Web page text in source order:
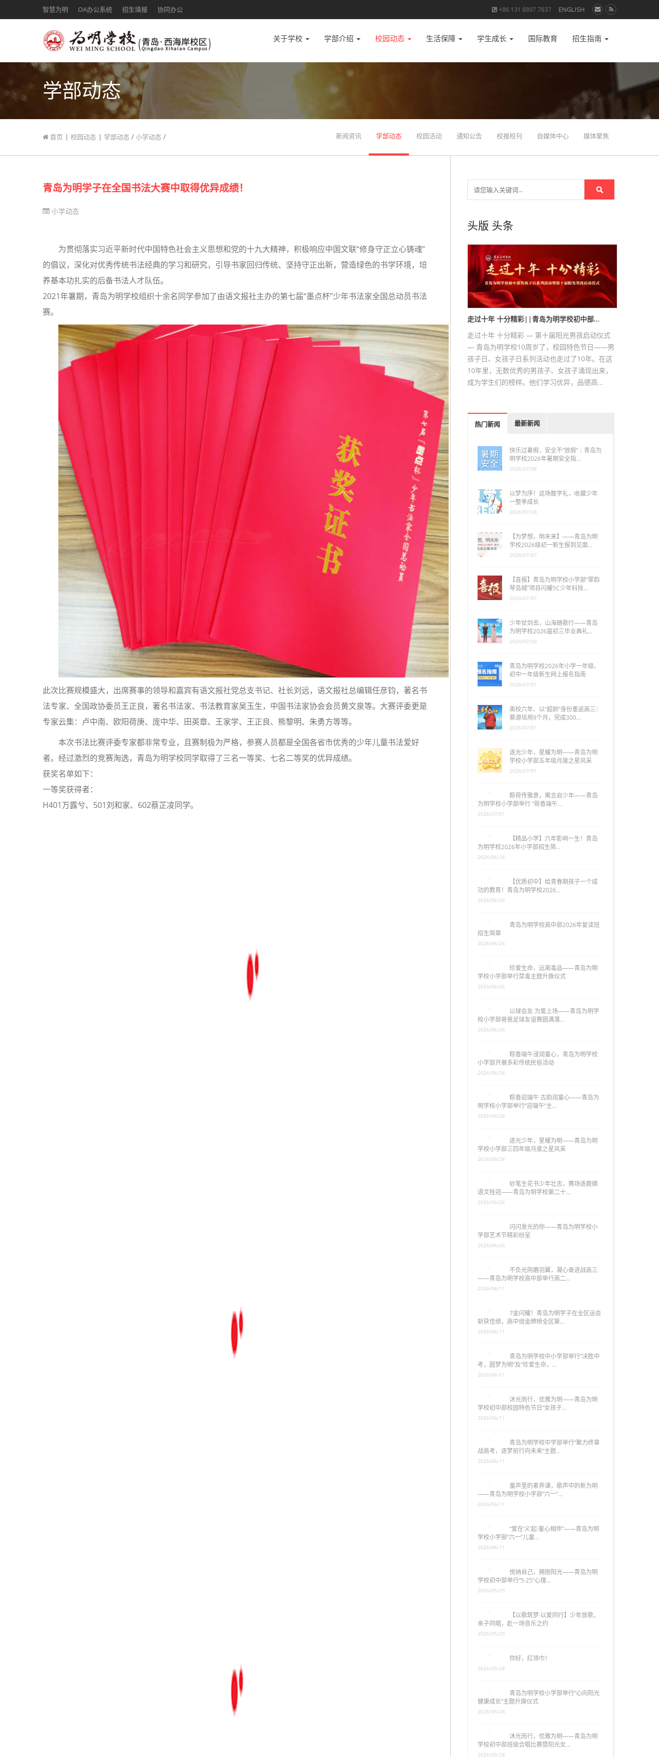
智慧为明 OA办公系统 招生填报 协同办公 +86 131 8897 7837 ENGLISH
关于学校 学部介绍 校园动态 生活保障 学生成长 国际教育 招生指南
学部动态
首页 | 校园动态 | 学部动态 / 小学动态 / 新闻资讯 学部动态 校园活动 通知公告 校报校刊 自媒体中心 媒体聚焦
青岛为明学子在全国书法大赛中取得优异成绩！
小学动态
为贯彻落实习近平新时代中国特色社会主义思想和党的十九大精神，积极响应中国文联“修身守正立心铸魂”
的倡议，深化对优秀传统书法经典的学习和研究，引导书家回归传统、坚持守正出新，营造绿色的书学环境，培
养基本功扎实的后备书法人才队伍。
2021年暑期，青岛为明学校组织十余名同学参加了由语文报社主办的第七届“墨点杯”少年书法家全国总动员书法
赛。
此次比赛规模盛大，出席赛事的领导和嘉宾有语文报社党总支书记、社长刘远，语文报社总编辑任彦钧，著名书
法专家、全国政协委员王正良，著名书法家、书法教育家吴玉生，中国书法家协会会员黄文泉等。大赛评委更是
专家云集：卢中南、欧阳荷庚、庞中华、田英章、王家学、王正良、熊黎明、朱勇方等等。
本次书法比赛评委专家都非常专业，且赛制极为严格，参赛人员都是全国各省市优秀的少年儿童书法爱好
者。经过激烈的竞赛淘选，青岛为明学校同学取得了三名一等奖、七名二等奖的优异成绩。
获奖名单如下：
一等奖获得者：
H401万露兮、501刘和家、602蔡芷凌同学。
头版 头条
走过十年 十分精彩||青岛为明学校初中部…
走过十年 十分精彩 — 第十届阳光男孩启动仪式
— 青岛为明学校10周岁了，校园特色节日——男
孩子日、女孩子日系列活动也走过了10年。在这
10年里，无数优秀的男孩子、女孩子涌现出来，
成为学生们的榜样。他们学习优异，品德高…
热门新闻 最新新闻
快乐过暑假，安全不“放假”｜青岛为
明学校2026年暑期安全指…
2026/07/08
以梦为序！这场散学礼，收藏少年
一整季成长
2026/07/08
【为梦想，明未来】——青岛为明
学校2026级初一新生报到见面…
2026/07/07
【喜报】青岛为明学校小学部“翠韵
琴岛城”项目闪耀5C少年科技…
2026/07/07
少年仗剑去，山海踏歌行——青岛
为明学校2026届初三毕业典礼…
2026/07/03
青岛为明学校2026年小学一年级、
初中一年级新生网上报名指南
2026/07/01
离校六年、以“超龄”身份重返高三：
蔡源培用9个月，完成300…
2026/07/01
逐光少年，星耀为明——青岛为明
学校小学部五年级月度之星风采
2026/07/01
粽荷传雅意，寓言启少年——青岛
为明学校小学部举行 “荷香端午…
【精品小学】六年影响一生！青岛
为明学校2026年小学部招生简…
【优质初中】给青春期孩子一个成
功的教育！青岛为明学校2026…
青岛为明学校高中部2026年复读班
珍爱生命，远离毒品——青岛为明
学校小学部举行禁毒主题升旗仪式
2026/06/26
以球会友 为爱上场——青岛为明学
校小学部爸爸足球友谊赛圆满落…
2026/06/26
粽香端午浸润童心，青岛为明学校
小学部开展多彩传统民俗活动
2026/06/26
粽香迎端午 古韵润童心——青岛为
明学校小学部举行“迎端午”主…
2026/06/26
逐光少年，星耀为明——青岛为明
学校小学部三四年级月度之星风采
2026/06/26
妙笔生花书少年壮志，赛场逐鹿摘
语文桂冠——青岛为明学校第二十…
2026/06/26
闪闪发光的你——青岛为明学校小
学部艺术节精彩纷呈
2026/06/26
不负光阴磨羽翼，凝心奋进战高三
——青岛为明学校高中部举行高二…
2026/06/11
7金闪耀！青岛为明学子在全区运会
斩获佳绩，高中组金牌榜全区第…
2026/06/11
青岛为明学校中小学部举行“决胜中
考，圆梦为明”及“珍爱生命，…
2026/06/11
沐光而行，优雅为明——青岛为明
学校初中部校园特色节日“女孩子…
2026/06/11
青岛为明学校中学部举行“聚力终章
战高考，逐梦前行向未来”主题…
2026/06/11
童声里的素养课，歌声中的新为明
——青岛为明学校小学部“六一”…
2026/06/11
“爱在‘义’起·童心相伴”——青岛为明
学校小学部“六一”儿童…
2026/06/11
悦纳自己，拥抱阳光——青岛为明
学校初中部举行“5·25”心理…
2026/05/29
【以歌筑梦·以爱同行】少年放歌，
亲子同唱，赴一场音乐之约
2026/05/29
你好，红领巾！
2026/05/28
青岛为明学校小学部举行“心向阳光
健康成长”主题升旗仪式
2026/05/28
沐光而行，优雅为明——青岛为明
学校初中部班级合唱比赛暨阳光女…
2026/05/28